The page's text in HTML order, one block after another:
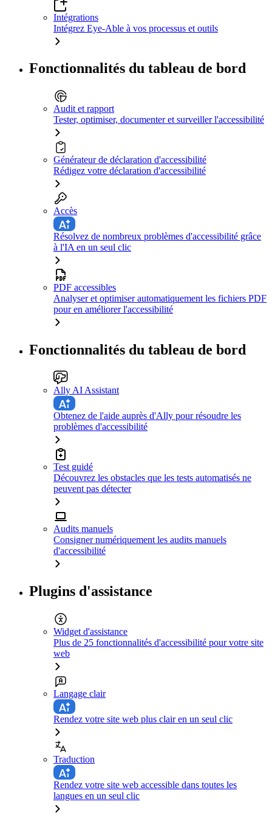
Intégrations
Intégrez Eye-Able à vos processus et outils
Fonctionnalités du tableau de bord
Audit et rapport
Tester, optimiser, documenter et surveiller l'accessibilité
Générateur de déclaration d'accessibilité
Rédigez votre déclaration d'accessibilité
Accès
Résolvez de nombreux problèmes d'accessibilité grâce
à l'IA en un seul clic
PDF accessibles
Analyser et optimiser automatiquement les fichiers PDF
pour en améliorer l'accessibilité
Fonctionnalités du tableau de bord
Ally AI Assistant
Obtenez de l'aide auprès d'Ally pour résoudre les
problèmes d'accessibilité
Test guidé
Découvrez les obstacles que les tests automatisés ne
peuvent pas détecter
Audits manuels
Consigner numériquement les audits manuels
d'accessibilité
Plugins d'assistance
Widget d'assistance
Plus de 25 fonctionnalités d'accessibilité pour votre site
web
Langage clair
Rendez votre site web plus clair en un seul clic
Traduction
Rendez votre site web accessible dans toutes les
langues en un seul clic